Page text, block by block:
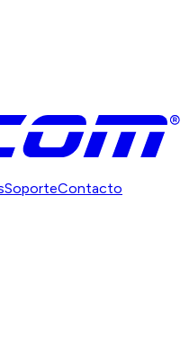
SoporteContacto